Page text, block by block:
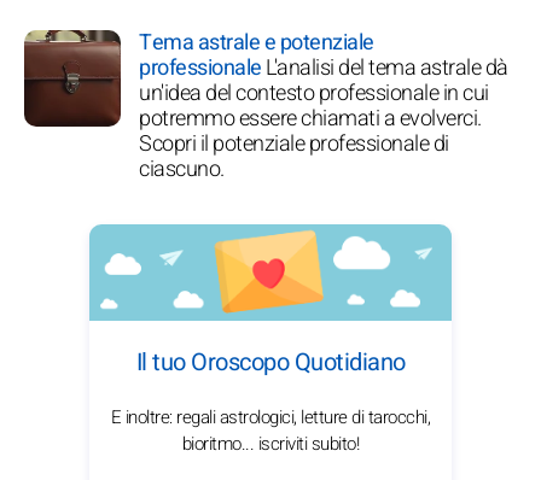
Tema astrale e potenziale
professionaleL'analisi del tema astrale dà
un'idea del contesto professionale in cui
potremmo essere chiamati a evolverci.
Scopri il potenziale professionale di
ciascuno.
Il tuo Oroscopo Quotidiano
E inoltre: regali astrologici, letture di tarocchi,
bioritmo... iscriviti subito!